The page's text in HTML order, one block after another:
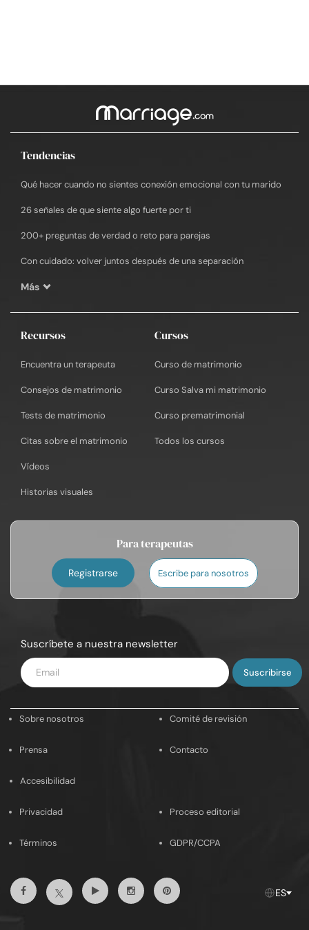
Tendencias
Qué hacer cuando no sientes conexión emocional con tu marido
26 señales de que siente algo fuerte por ti
200+ preguntas de verdad o reto para parejas
Con cuidado: volver juntos después de una separación
Más
Recursos
Encuentra un terapeuta
Consejos de matrimonio
Tests de matrimonio
Citas sobre el matrimonio
Vídeos
Historias visuales
Cursos
Curso de matrimonio
Curso Salva mi matrimonio
Curso prematrimonial
Todos los cursos
Para terapeutas
Registrarse Escribe para nosotros
Suscríbete a nuestra newsletter
Introduce
tu
Sobre nosotros Comité de revisión
Prensa Contacto
Accesibilidad
Privacidad Proceso editorial
Términos GDPR/CCPA
FacebookTwitterYoutubeInstagramPinterest ES